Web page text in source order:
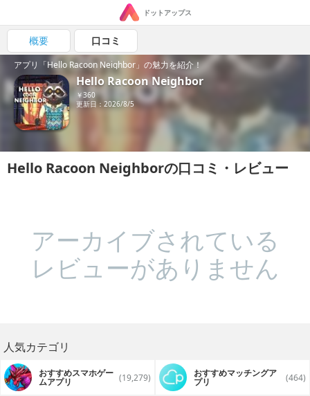
ドットアップス
概要 口コミ
アプリ「Hello Racoon Neighbor」の魅力を紹介！
Hello Racoon Neighbor
￥360
更新日：2026/8/5
Hello Racoon Neighborの口コミ・レビュー
アーカイブされている
レビューがありません
人気カテゴリ
おすすめスマホゲー
ムアプリ (19,279) おすすめマッチングア
プリ (464)